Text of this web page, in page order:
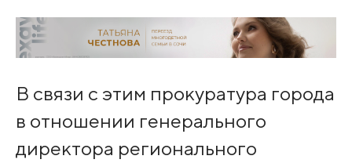
В связи с этим прокуратура города
в отношении генерального
директора регионального